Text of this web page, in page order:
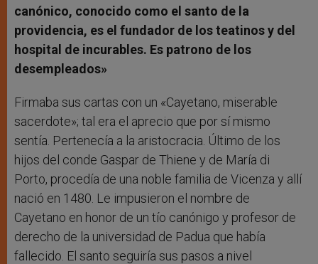
canónico, conocido como el santo de la
providencia, es el fundador de los teatinos y del
hospital de incurables. Es patrono de los
desempleados»
Firmaba sus cartas con un «Cayetano, miserable
sacerdote»; tal era el aprecio que por sí mismo
sentía. Pertenecía a la aristocracia. Último de los
hijos del conde Gaspar de Thiene y de María di
Porto, procedía de una noble familia de Vicenza y allí
nació en 1480. Le impusieron el nombre de
Cayetano en honor de un tío canónigo y profesor de
derecho de la universidad de Padua que había
fallecido. El santo seguiría sus pasos a nivel